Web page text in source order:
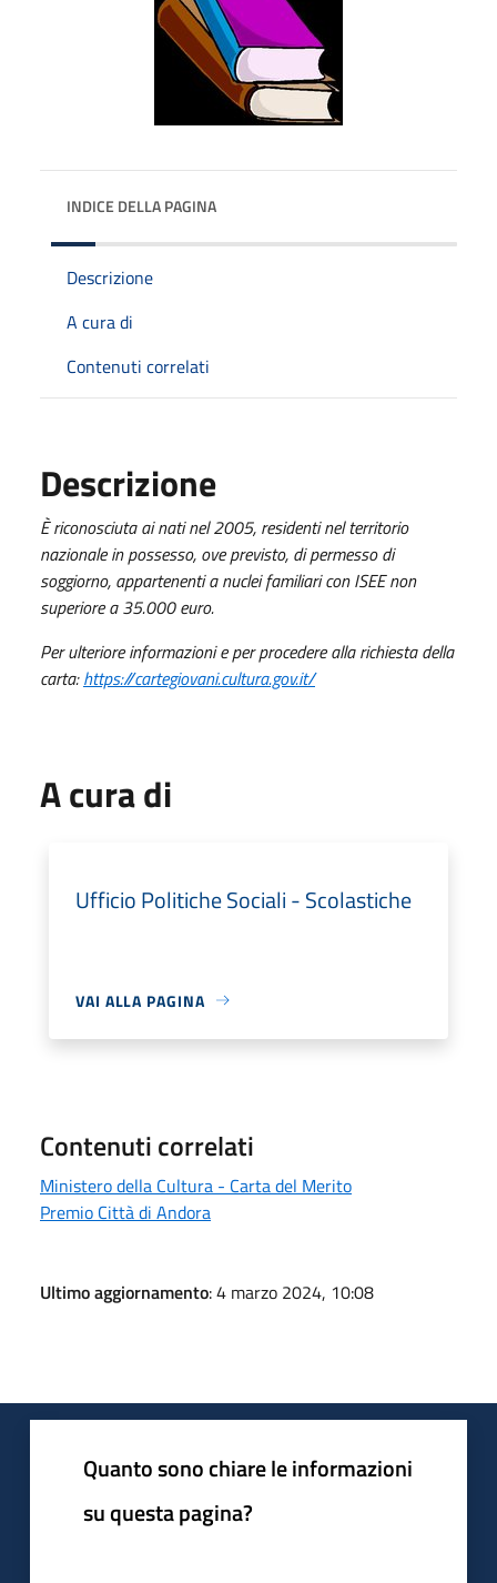
INDICE DELLA PAGINA
Descrizione
A cura di
Contenuti correlati
Descrizione
È riconosciuta ai nati nel 2005, residenti nel territorio
nazionale in possesso, ove previsto, di permesso di
soggiorno, appartenenti a nuclei familiari con ISEE non
superiore a 35.000 euro.
Per ulteriore informazioni e per procedere alla richiesta della
carta:https://cartegiovani.cultura.gov.it/
A cura di
Ufficio Politiche Sociali - Scolastiche
VAI ALLA PAGINA
Contenuti correlati
Ministero della Cultura - Carta del Merito
Premio Città di Andora
Ultimo aggiornamento: 4 marzo 2024, 10:08
Quanto sono chiare le informazioni
su questa pagina?